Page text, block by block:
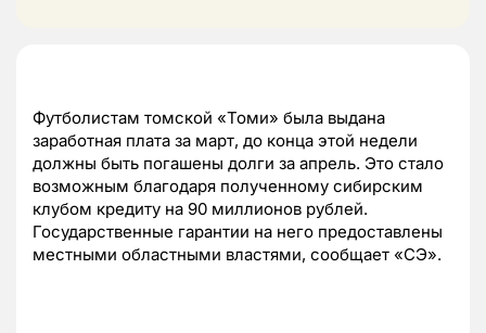
Футболистам томской «Томи» была выдана
заработная плата за март, до конца этой недели
должны быть погашены долги за апрель. Это стало
возможным благодаря полученному сибирским
клубом кредиту на 90 миллионов рублей.
Государственные гарантии на него предоставлены
местными областными властями, сообщает «СЭ».